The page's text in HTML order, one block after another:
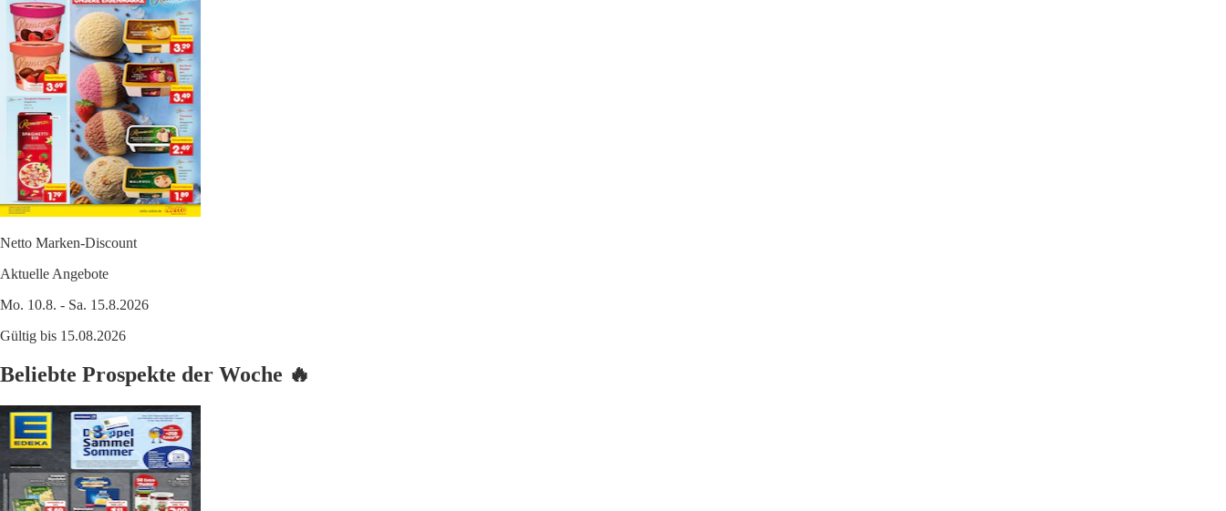
Netto Marken-Discount
Aktuelle Angebote
Mo. 10.8. - Sa. 15.8.2026
Gültig bis 15.08.2026
Beliebte Prospekte der Woche 🔥